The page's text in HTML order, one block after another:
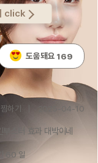
까지 받은 한달 후기
상 고민이었거든요..
이 점점 하관으로
얄쌍해보이지
ㅠ힝울쎄라
됐고마침 실장님께서
,아이리쥬란이
합리적이게
달시술 직전에는
봤을 때 심부볼??
click
도움돼요 169
찜하기 2025-04-10
스터 효과 대박이네
60 일